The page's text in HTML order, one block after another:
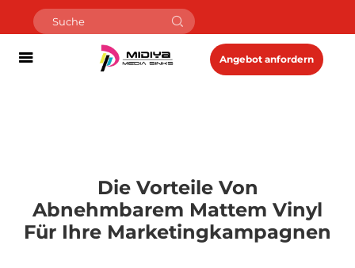
Angebot anfordern
Die Vorteile Von
Abnehmbarem Mattem Vinyl
Für Ihre Marketingkampagnen